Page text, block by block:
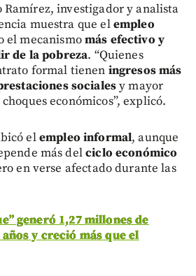
Ramírez, investigador y analista
muestra que elempleo
el mecanismomás efectivo y
de la pobreza. “Quienes
formal tienen ingresos más
socialesy mayor
económicos”, explicó.
elempleo informal, aunque
más delciclo económico
en verse afectado durante las
generó 1,27 millones de
y creció más que el